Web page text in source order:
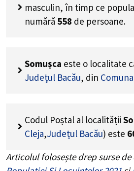
masculin, în timp ce
numără 558 de persoane.
Somușca este o localitate
Județul Bacău, din
Codul Poștal al localității
Cleja,Județul Bacău) este
Articolul folosește drep surse